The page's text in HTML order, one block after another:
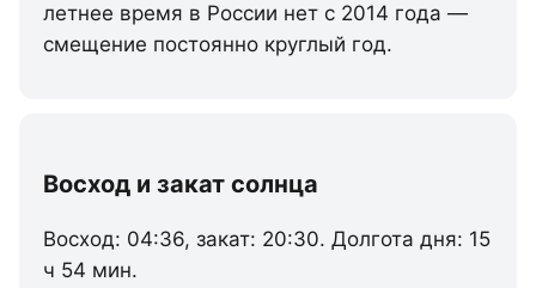
летнее время в России нет с 2014 года —
смещение постоянно круглый год.
Восход и закат солнца
Восход: 04:36, закат: 20:30. Долгота дня: 15
ч 54 мин.